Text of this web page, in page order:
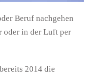
Beruf nachgehen
oder in der Luft per
2014 die